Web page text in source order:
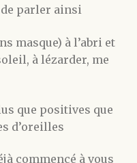
parler ainsi
masque) à l’abri et
à lézarder, me
que positives que
d’oreilles
commencé à vous